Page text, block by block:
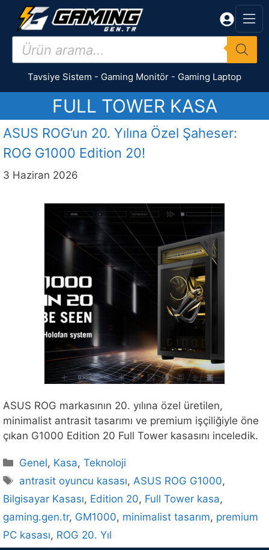
İçeriğe
Products
search
Tavsiye Sistem - Gaming Monitör - Gaming Laptop
FULL TOWER KASA
ASUS ROG’un 20. Yılına Özel Şaheser:
ROG G1000 Edition 20!
3 Haziran 2026
ASUS ROG markasının 20. yılına özel üretilen,
minimalist antrasit tasarımı ve premium işçiliğiyle öne
çıkan G1000 Edition 20 Full Tower kasasını inceledik.
Kategoriler
Genel, Kasa,Teknoloji
Etiketler
antrasit oyuncu kasası,ASUS ROG G1000,
Bilgisayar Kasası, Edition 20, Full Tower kasa,
gaming.gen.tr, GM1000, minimalist tasarım, premium
PC kasası, ROG 20. Yıl